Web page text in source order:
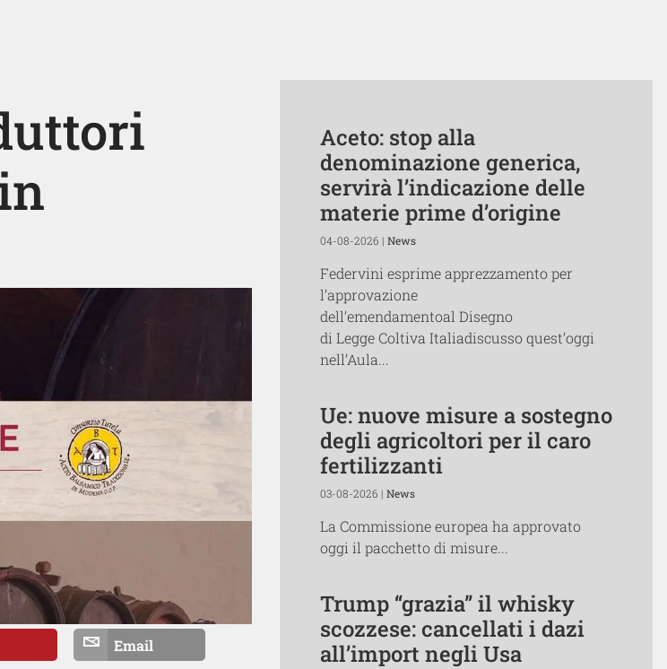
Email
Aceto: stop alla
denominazione generica,
servirà l’indicazione delle
materie prime d’origine
04-08-2026 | News
Federvini esprime apprezzamento per
l’approvazione
dell’emendamentoal Disegno
di Legge Coltiva Italiadiscusso quest’oggi
nell’Aula...
Ue: nuove misure a sostegno
degli agricoltori per il caro
fertilizzanti
03-08-2026 | News
La Commissione europea ha approvato
oggi il pacchetto di misure...
Trump “grazia” il whisky
scozzese: cancellati i dazi
all’import negli Usa